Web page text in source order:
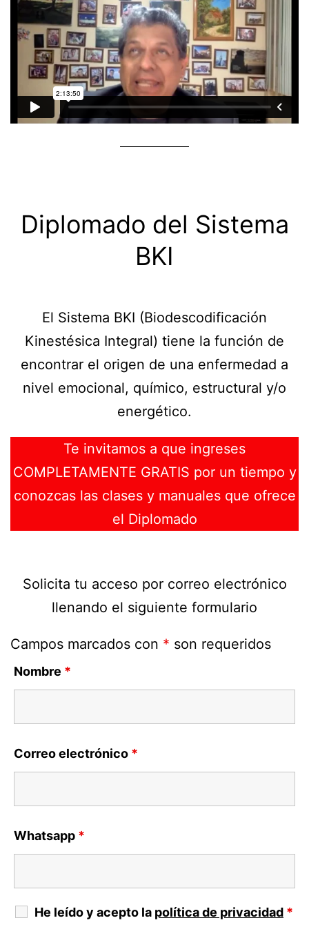
Diplomado del Sistema
BKI
El Sistema BKI (Biodescodificación
Kinestésica Integral) tiene la función de
encontrar el origen de una enfermedad a
nivel emocional, químico, estructural y/o
energético.
Te invitamos a que ingreses
COMPLETAMENTE GRATIS por un tiempo y
conozcas las clases y manuales que ofrece
el Diplomado
Solicita tu acceso por correo electrónico
llenando el siguiente formulario
Campos marcados con * son requeridos
Nombre *
Correo electrónico *
Whatsapp *
He leído y acepto la política de privacidad *